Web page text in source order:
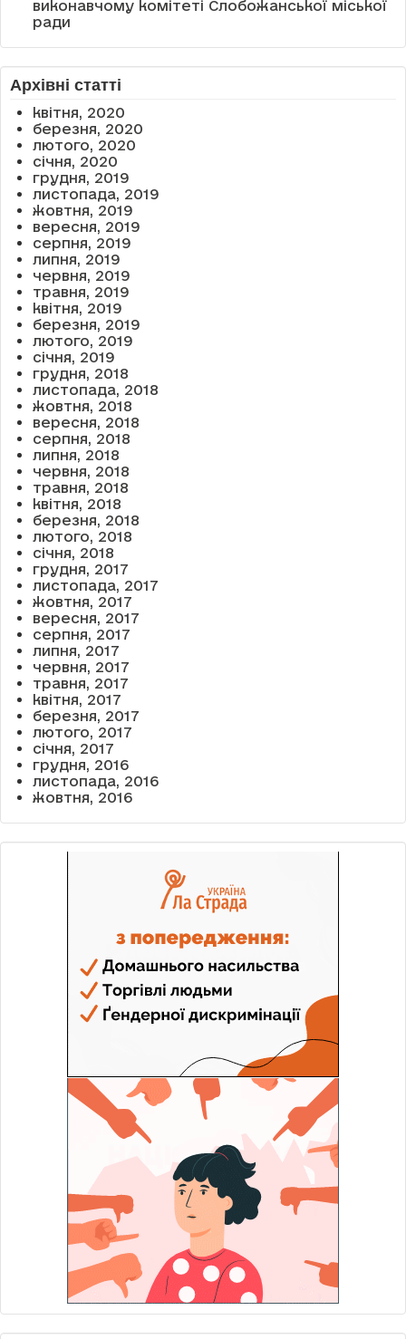
виконавчому комітеті Слобожанської міської
ради
Архівні статті
квітня, 2020
березня, 2020
лютого, 2020
січня, 2020
грудня, 2019
листопада, 2019
жовтня, 2019
вересня, 2019
серпня, 2019
липня, 2019
червня, 2019
травня, 2019
квітня, 2019
березня, 2019
лютого, 2019
січня, 2019
грудня, 2018
листопада, 2018
жовтня, 2018
вересня, 2018
серпня, 2018
липня, 2018
червня, 2018
травня, 2018
квітня, 2018
березня, 2018
лютого, 2018
січня, 2018
грудня, 2017
листопада, 2017
жовтня, 2017
вересня, 2017
серпня, 2017
липня, 2017
червня, 2017
травня, 2017
квітня, 2017
березня, 2017
лютого, 2017
січня, 2017
грудня, 2016
листопада, 2016
жовтня, 2016